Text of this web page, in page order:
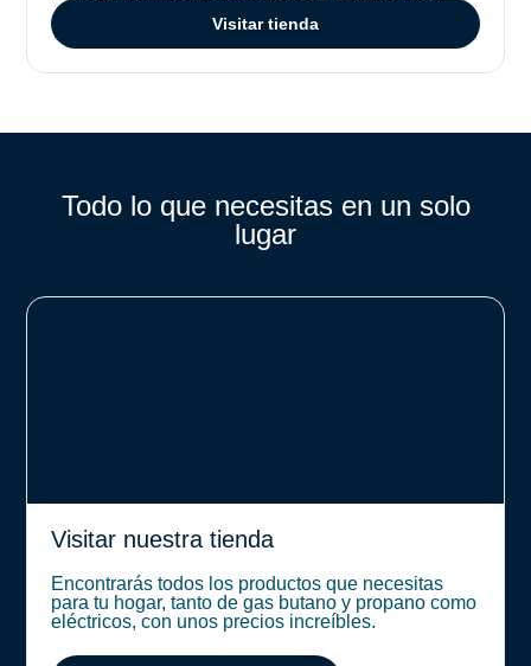
Visitar tienda
Todo lo que necesitas en un solo
lugar
Visitar nuestra tienda
Encontrarás todos los productos que necesitas
para tu hogar, tanto de gas butano y propano como
eléctricos, con unos precios increíbles.